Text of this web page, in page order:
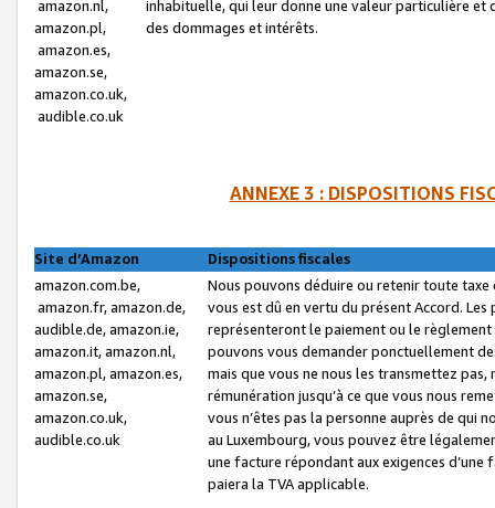
amazon.nl,
amazon.pl,
amazon.es,
amazon.se,
amazon.co.uk,
audible.co.uk
inhabituelle, qui leur donne une valeur particulière
des dommages et intérêts.
ANNEXE 3 : DISPOSITIONS
Site d’Amazon
Dispositions fiscales
amazon.com.be,
amazon.fr, amazon.de,
audible.de, amazon.ie,
amazon.it, amazon.nl,
amazon.pl, amazon.es,
amazon.se,
amazon.co.uk,
audible.co.uk
Nous pouvons déduire ou retenir toute
vous est dû en vertu du présent Accord.
représenteront le paiement ou le
pouvons vous demander ponctuellement
mais que vous ne nous les transmettez
rémunération jusqu’à ce que vous nous
vous n’êtes pas la personne auprès de qui
au Luxembourg, vous pouvez être
une facture répondant aux exigences
paiera la TVA applicable.